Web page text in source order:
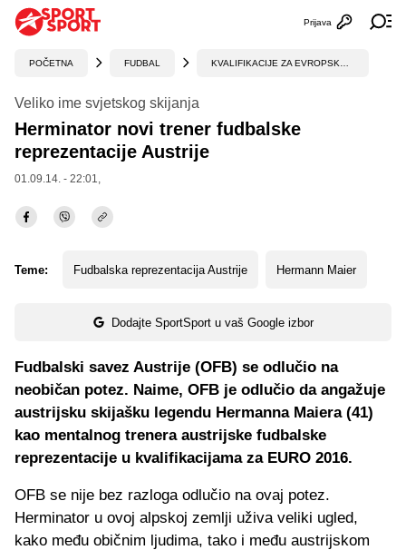
Otvori
Prijava
POČETNA FUDBAL
Veliko ime svjetskog skijanja
Herminator novi trener fudbalske
reprezentacije Austrije
01.09.14. - 22:01,
Teme: Fudbalska reprezentacija Austrije Hermann Maier
Dodajte SportSport u vaš Google izbor
Fudbalski savez Austrije (OFB) se odlučio na
neobičan potez. Naime, OFB je odlučio da angažuje
austrijsku skijašku legendu Hermanna Maiera (41)
kao mentalnog trenera austrijske fudbalske
reprezentacije u kvalifikacijama za EURO 2016.
OFB se nije bez razloga odlučio na ovaj potez.
Herminator u ovoj alpskoj zemlji uživa veliki ugled,
kako među običnim ljudima, tako i među austrijskom